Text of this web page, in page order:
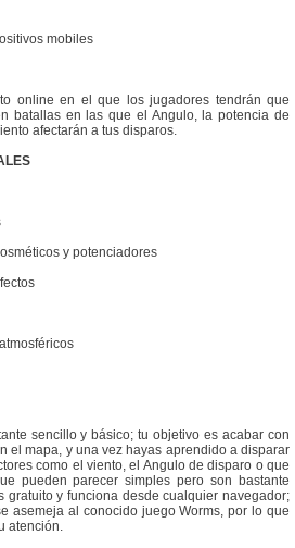
mobiles
online en el que los jugadores tendrán que
batallas en las que el Angulo, la potencia de
afectarán a tus disparos.
y potenciadores
sencillo y básico; tu objetivo es acabar con
el mapa, y una vez hayas aprendido a disparar
como el viento, el Angulo de disparo o que
pueden parecer simples pero son bastante
gratuito y funciona desde cualquier navegador;
asemeja al conocido juego Worms, por lo que
atención.